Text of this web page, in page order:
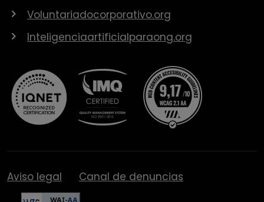
Voluntariadocorporativo.org
Inteligenciaartificialparaong.org
Aviso legal Canal de denuncias